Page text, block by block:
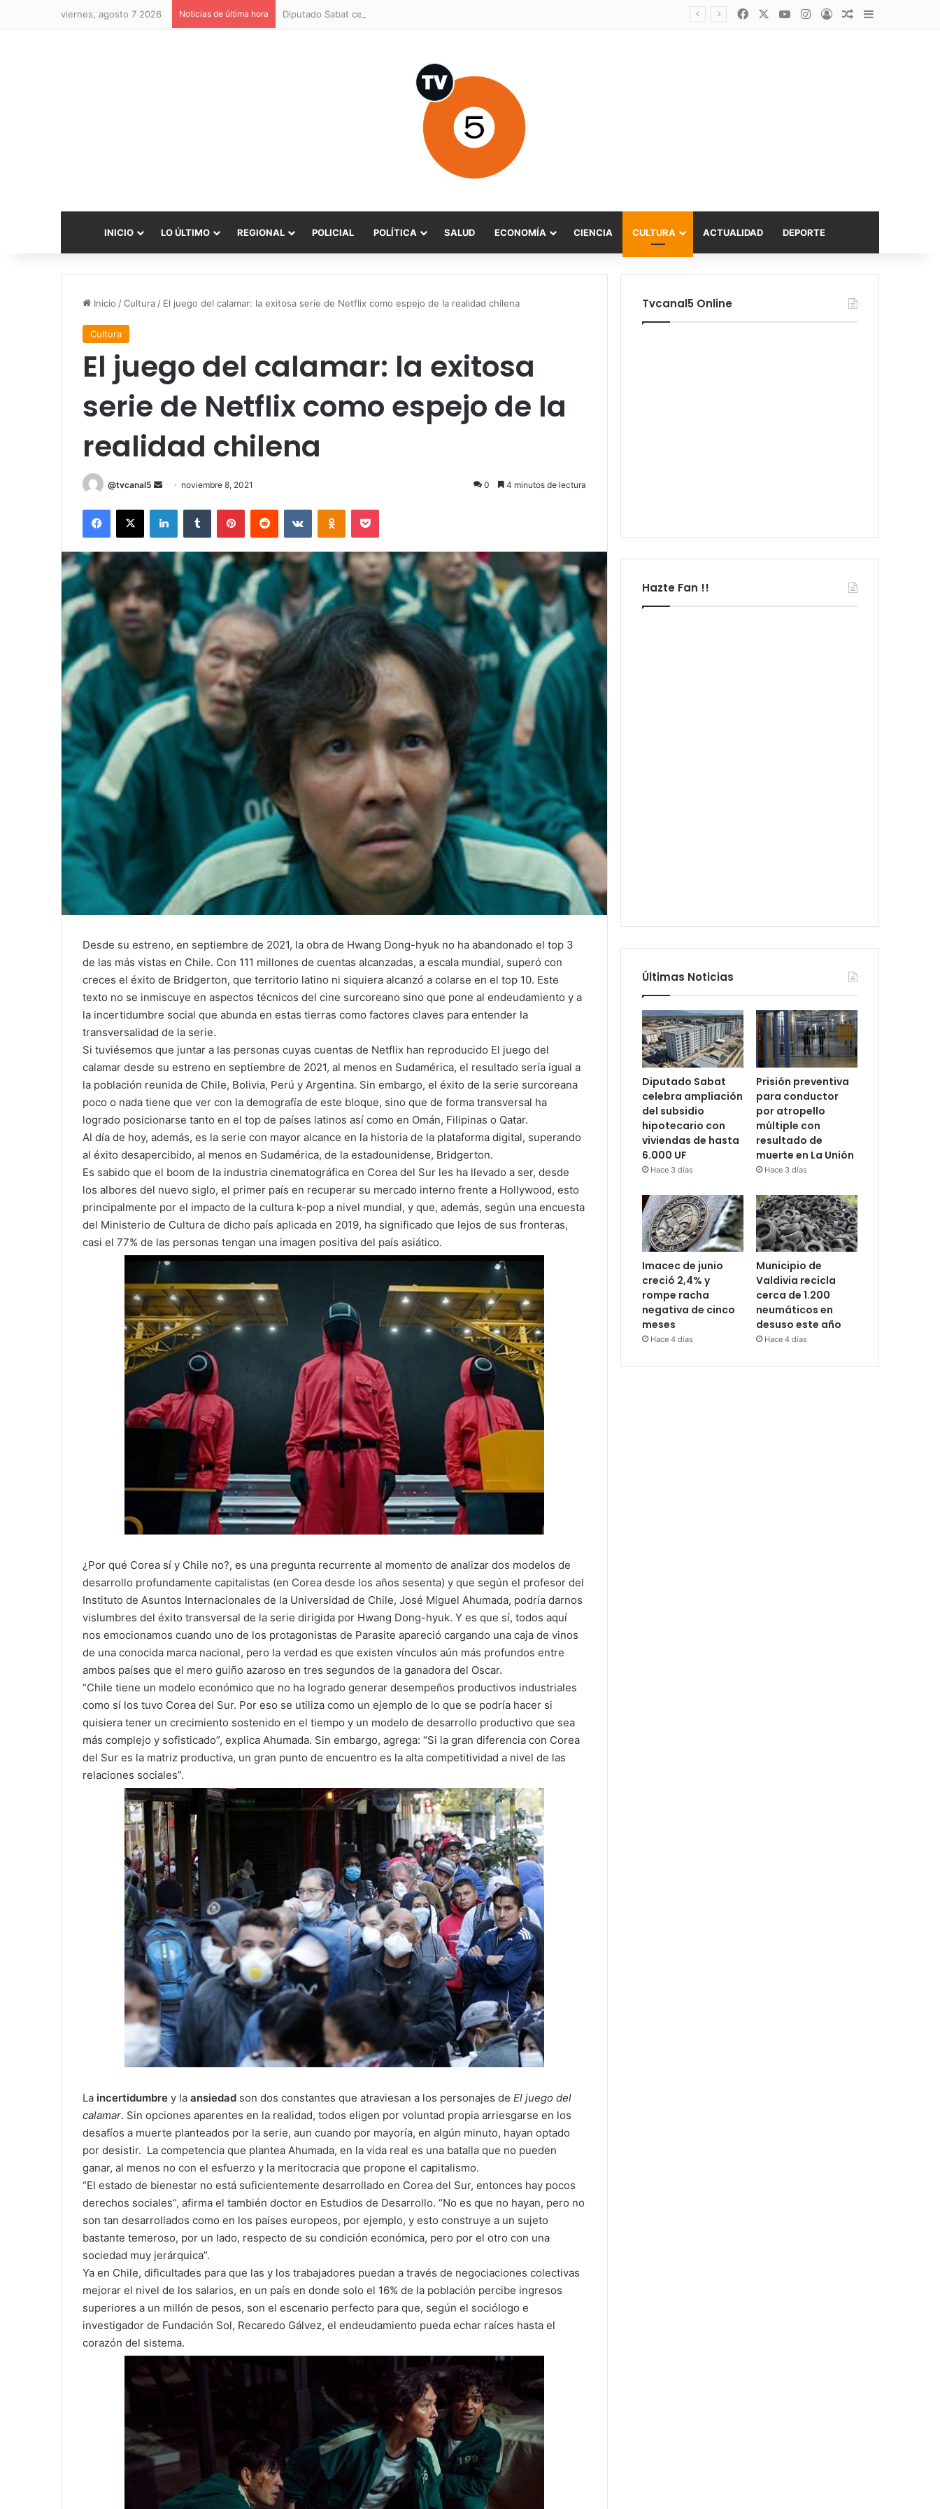
viernes, agosto 7 2026 Noticias de última hora FacebookYouTubeInstagram
AccesoPublicación al
Barra lateral
INICIO LO ÚLTIMO REGIONAL POLICIAL POLÍTICA SALUD ECONOMÍA CIENCIA CULTURA ACTUALIDAD DEPORTE
Inicio /Cultura / El juego del calamar: la exitosa serie de Netflix como espejo de la realidad chilena
Cultura
El juego del calamar: la exitosa
serie de Netflix como espejo de la
realidad chilena
@tvcanal5
Send
email
noviembre 8, 2021 0 4 minutos de lectura
Facebook
X LinkedInTumblr PinterestReddit VKontakteOdnoklassniki
Pocket
Desde su estreno, en septiembre de 2021, la obra de Hwang Dong-hyuk no ha abandonado el top 3
de las más vistas en Chile. Con 111 millones de cuentas alcanzadas, a escala mundial, superó con
creces el éxito de Bridgerton, que territorio latino ni siquiera alcanzó a colarse en el top 10. Este
texto no se inmiscuye en aspectos técnicos del cine surcoreano sino que pone al endeudamiento y a
la incertidumbre social que abunda en estas tierras como factores claves para entender la
transversalidad de la serie.
Si tuviésemos que juntar a las personas cuyas cuentas de Netflix han reproducido El juego del
calamar desde su estreno en septiembre de 2021, al menos en Sudamérica, el resultado sería igual a
la población reunida de Chile, Bolivia, Perú y Argentina. Sin embargo, el éxito de la serie surcoreana
poco o nada tiene que ver con la demografía de este bloque, sino que de forma transversal ha
logrado posicionarse tanto en el top de países latinos así como en Omán, Filipinas o Qatar.
Al día de hoy, además, es la serie con mayor alcance en la historia de la plataforma digital, superando
al éxito desapercibido, al menos en Sudamérica, de la estadounidense, Bridgerton.
Es sabido que el boom de la industria cinematográfica en Corea del Sur les ha llevado a ser, desde
los albores del nuevo siglo, el primer país en recuperar su mercado interno frente a Hollywood, esto
principalmente por el impacto de la cultura k-pop a nivel mundial, y que, además, según una encuesta
del Ministerio de Cultura de dicho país aplicada en 2019, ha significado que lejos de sus fronteras,
casi el 77% de las personas tengan una imagen positiva del país asiático.
¿Por qué Corea sí y Chile no?, es una pregunta recurrente al momento de analizar dos modelos de
desarrollo profundamente capitalistas (en Corea desde los años sesenta) y que según el profesor del
Instituto de Asuntos Internacionales de la Universidad de Chile, José Miguel Ahumada, podría darnos
vislumbres del éxito transversal de la serie dirigida por Hwang Dong-hyuk. Y es que sí, todos aquí
nos emocionamos cuando uno de los protagonistas de Parasite apareció cargando una caja de vinos
de una conocida marca nacional, pero la verdad es que existen vínculos aún más profundos entre
ambos países que el mero guiño azaroso en tres segundos de la ganadora del Oscar.
“Chile tiene un modelo económico que no ha logrado generar desempeños productivos industriales
como sí los tuvo Corea del Sur. Por eso se utiliza como un ejemplo de lo que se podría hacer si
quisiera tener un crecimiento sostenido en el tiempo y un modelo de desarrollo productivo que sea
más complejo y sofisticado”, explica Ahumada. Sin embargo, agrega: “Si la gran diferencia con Corea
del Sur es la matriz productiva, un gran punto de encuentro es la alta competitividad a nivel de las
relaciones sociales”.
La incertidumbre y la ansiedad son dos constantes que atraviesan a los personajes de El juego del
calamar. Sin opciones aparentes en la realidad, todos eligen por voluntad propia arriesgarse en los
desafíos a muerte planteados por la serie, aun cuando por mayoría, en algún minuto, hayan optado
por desistir. La competencia que plantea Ahumada, en la vida real es una batalla que no pueden
ganar, al menos no con el esfuerzo y la meritocracia que propone el capitalismo.
“El estado de bienestar no está suficientemente desarrollado en Corea del Sur, entonces hay pocos
derechos sociales”, afirma el también doctor en Estudios de Desarrollo. “No es que no hayan, pero no
son tan desarrollados como en los países europeos, por ejemplo, y esto construye a un sujeto
bastante temeroso, por un lado, respecto de su condición económica, pero por el otro con una
sociedad muy jerárquica”.
Ya en Chile, dificultades para que las y los trabajadores puedan a través de negociaciones colectivas
mejorar el nivel de los salarios, en un país en donde solo el 16% de la población percibe ingresos
superiores a un millón de pesos, son el escenario perfecto para que, según el sociólogo e
investigador de Fundación Sol, Recaredo Gálvez, el endeudamiento pueda echar raíces hasta el
corazón del sistema.
Tvcanal5 Online
Hazte Fan !!
Últimas Noticias
Diputado Sabat
celebra ampliación
del subsidio
hipotecario con
viviendas de hasta
6.000 UF
Hace 3 días
Prisión preventiva
para conductor
por atropello
múltiple con
resultado de
muerte en La Unión
Hace 3 días
Imacec de junio
creció 2,4% y
rompe racha
negativa de cinco
meses
Hace 4 días
Municipio de
Valdivia recicla
cerca de 1.200
neumáticos en
desuso este año
Hace 4 días